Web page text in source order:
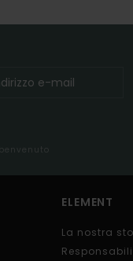
ELEMENT
La nostra